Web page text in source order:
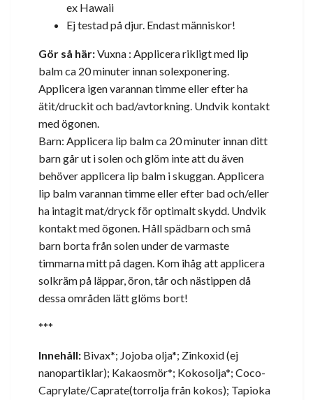
ex Hawaii
Ej testad på djur. Endast människor!
Gör så här:Vuxna : Applicera rikligt med lip
balm ca 20 minuter innan solexponering.
Applicera igen varannan timme eller efter ha
ätit/druckit och bad/avtorkning. Undvik kontakt
med ögonen.
Barn: Applicera lip balm ca 20 minuter innan ditt
barn går ut i solen och glöm inte att du även
behöver applicera lip balm i skuggan. Applicera
lip balm varannan timme eller efter bad och/eller
ha intagit mat/dryck för optimalt skydd. Undvik
kontakt med ögonen. Håll spädbarn och små
barn borta från solen under de varmaste
timmarna mitt på dagen. Kom ihåg att applicera
solkräm på läppar, öron, tår och nästippen då
dessa områden lätt glöms bort!
***
Innehåll: Bivax*; Jojoba olja*; Zinkoxid (ej
nanopartiklar); Kakaosmör*; Kokosolja*; Coco-
Caprylate/Caprate(torrolja från kokos); Tapioka